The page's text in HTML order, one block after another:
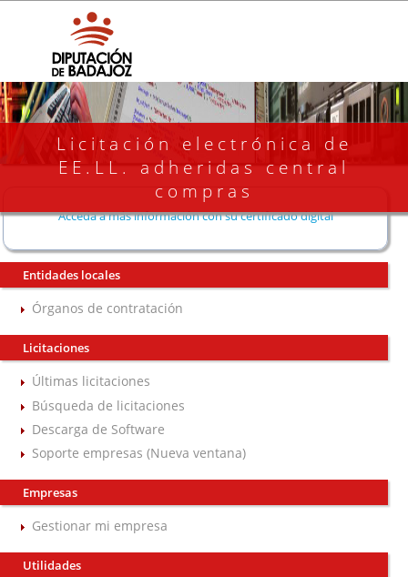
Licitación electrónica de
EE.LL. adheridas central
compras
Acceda a más información con su certificado digital
Entidades locales
Órganos de contratación
Licitaciones
Últimas licitaciones
Búsqueda de licitaciones
Descarga de Software
Soporte empresas (Nueva ventana)
Empresas
Gestionar mi empresa
Utilidades